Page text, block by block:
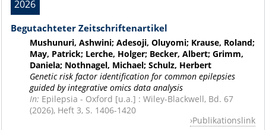
KOOPERATIONEN
KONTAKT
2026
Begutachteter Zeitschriftenartikel
Mushunuri, Ashwini; Adesoji, Oluyomi; Krause, Roland;
May, Patrick; Lerche, Holger; Becker, Albert; Grimm,
Daniela; Nothnagel, Michael; Schulz, Herbert
Genetic risk factor identification for common epilepsies
guided by integrative omics data analysis
In: Epilepsia - Oxford [u.a.] : Wiley-Blackwell, Bd. 67
(2026), Heft 3, S. 1406-1420
Publikationslink